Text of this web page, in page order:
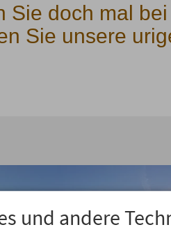
Sie doch mal
Sie unsere
und andere